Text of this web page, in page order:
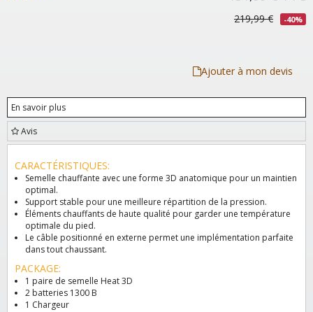
-40%
219,99 €
Ajouter à mon devis
En savoir plus
Avis
CARACTÉRISTIQUES:
Semelle chauffante avec une forme 3D anatomique pour un maintien
optimal.
Support stable pour une meilleure répartition de la pression.
Éléments chauffants de haute qualité pour garder une température
optimale du pied.
Le câble positionné en externe permet une implémentation parfaite
dans tout chaussant.
PACKAGE:
1 paire de semelle Heat 3D
2 batteries 1300 B
1 Chargeur